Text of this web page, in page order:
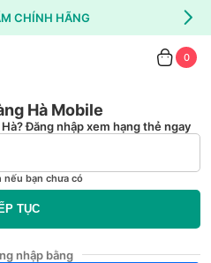
CHÍNH HÃNG
0
Hà Mobile
Đăng nhập xem hạng thẻ ngay
nếu bạn chưa có
TỤC
nhập bằng